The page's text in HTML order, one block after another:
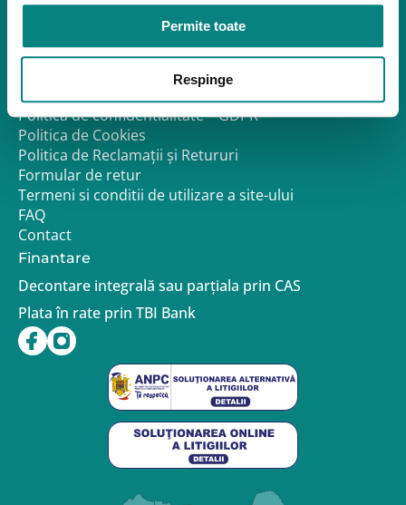
Permite toate
Respinge
Paturi de spital si saltele
Despre noi
Politica de confidentialitate – GDPR
Politica de Cookies
Politica de Reclamații și Retururi
Formular de retur
Termeni si conditii de utilizare a site-ului
FAQ
Contact
Finantare
Decontare integrală sau parțiala prin CAS
Plata în rate prin TBI Bank